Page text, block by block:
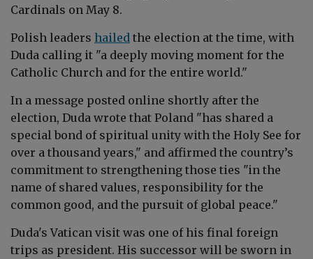
Cardinals on May 8.
Polish leaders hailed the election at the time, with
Duda calling it "a deeply moving moment for the
Catholic Church and for the entire world."
In a message posted online shortly after the
election, Duda wrote that Poland "has shared a
special bond of spiritual unity with the Holy See for
over a thousand years," and affirmed the country’s
commitment to strengthening those ties "in the
name of shared values, responsibility for the
common good, and the pursuit of global peace."
Duda's Vatican visit was one of his final foreign
trips as president. His successor will be sworn in